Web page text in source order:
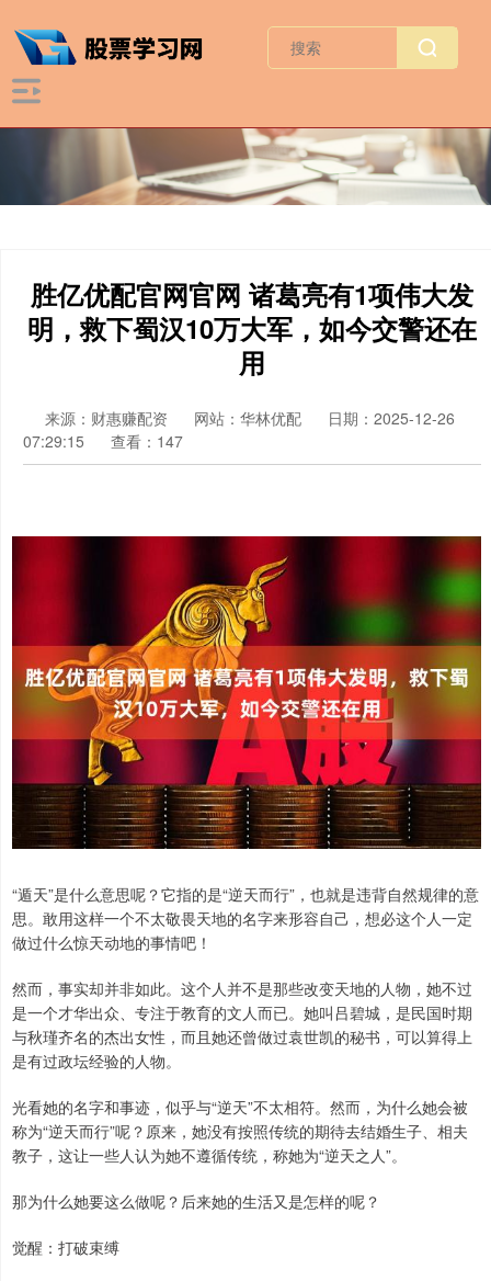
胜亿优配官网官网 诸葛亮有1项伟大发
明，救下蜀汉10万大军，如今交警还在
用
来源：财惠赚配资 网站：华林优配
日期：2025-12-26
07:29:15
查看：147
“遁天”是什么意思呢？它指的是“逆天而行”，也就是违背自然规律的意
思。敢用这样一个不太敬畏天地的名字来形容自己，想必这个人一定
做过什么惊天动地的事情吧！
然而，事实却并非如此。这个人并不是那些改变天地的人物，她不过
是一个才华出众、专注于教育的文人而已。她叫吕碧城，是民国时期
与秋瑾齐名的杰出女性，而且她还曾做过袁世凯的秘书，可以算得上
是有过政坛经验的人物。
光看她的名字和事迹，似乎与“逆天”不太相符。然而，为什么她会被
称为“逆天而行”呢？原来，她没有按照传统的期待去结婚生子、相夫
教子，这让一些人认为她不遵循传统，称她为“逆天之人”。
那为什么她要这么做呢？后来她的生活又是怎样的呢？
觉醒：打破束缚